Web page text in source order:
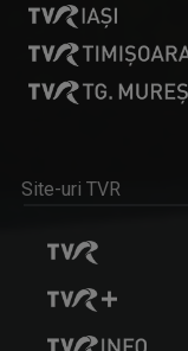
ROBERT
Robert Ungureanu
Site-uri TVR